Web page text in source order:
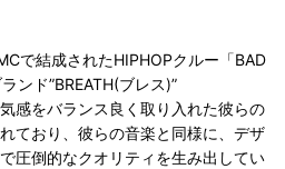
で結成されたHIPHOPクルー「BAD
ンド”BREATH(ブレス)”
感をバランス良く取り入れた彼らの
ており、彼らの音楽と同様に、デザ
圧倒的なクオリティを生み出してい